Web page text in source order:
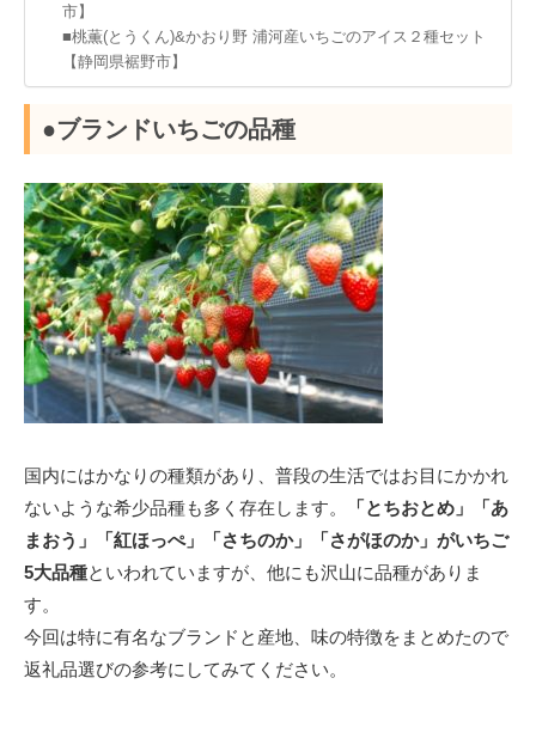
市】
■桃薫(とうくん)&かおり野 浦河産いちごのアイス２種セット
【静岡県裾野市】
●ブランドいちごの品種
国内にはかなりの種類があり、普段の生活ではお目にかかれ
ないような希少品種も多く存在します。
「とちおとめ」「あ
まおう」「紅ほっぺ」「さちのか」「さがほのか」がいちご
5大品種といわれていますが、他にも沢山に品種がありま
す。
今回は特に有名なブランドと産地、味の特徴をまとめたので
返礼品選びの参考にしてみてください。